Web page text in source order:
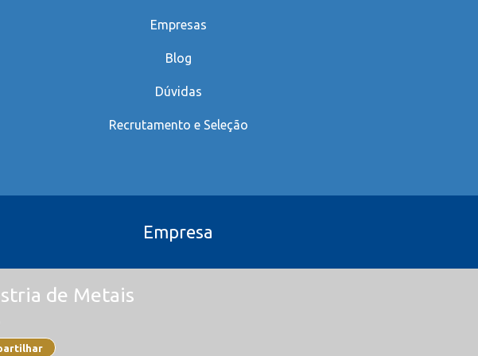
Empresas
Blog
Dúvidas
Recrutamento e Seleção
Empresa
de Metais